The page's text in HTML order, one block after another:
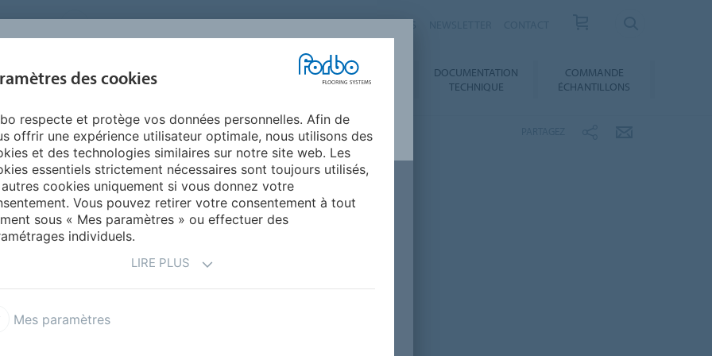
FRANCE
BLOG &
REALISATIONS
FAQ AIDE AU CHOIX
DOCUMENTATION
TECHNIQUE
COMMANDE
ÉCHANTILLONS
de sol pour une chambre ?
SOL POUR UNE
et agréable au toucher.
sonore
à entretenir
des cookies
respecte et protège vos données personnelles. Afin de
offrir une expérience utilisateur optimale, nous utilisons des
et des technologies similaires sur notre site web. Les
essentiels strictement nécessaires sont toujours utilisés,
cookies uniquement si vous donnez votre
Vous pouvez retirer votre consentement à tout
sous « Mes paramètres » ou effectuer des
individuels.
LIRE PLUS
Mes paramètres